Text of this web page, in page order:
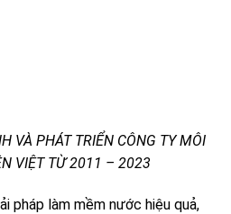
VÀ PHÁT TRIỂN CÔNG TY MÔI
VIỆT TỪ 2011 – 2023
pháp làm mềm nước hiệu quả,